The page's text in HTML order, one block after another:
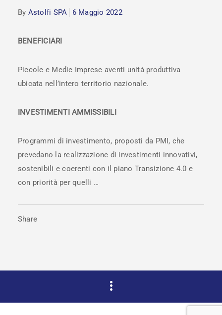
By Astolfi SPA 6 Maggio 2022
BENEFICIARI
Piccole e Medie Imprese aventi unità produttiva
ubicata nell’intero territorio nazionale.
INVESTIMENTI AMMISSIBILI
Programmi di investimento, proposti da PMI, che
prevedano la realizzazione di investimenti innovativi,
sostenibili e coerenti con il piano Transizione 4.0 e
con priorità per quelli …
Share